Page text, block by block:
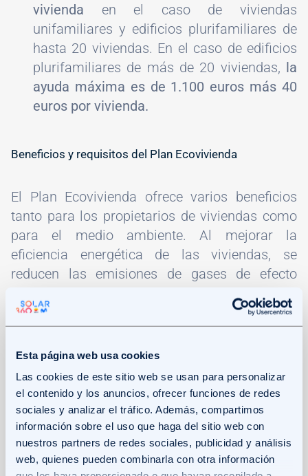
Esta página web usa cookies
Las cookies de este sitio web se usan para personalizar
el contenido y los anuncios, ofrecer funciones de redes
sociales y analizar el tráfico. Además, compartimos
información sobre el uso que haga del sitio web con
nuestros partners de redes sociales, publicidad y análisis
web, quienes pueden combinarla con otra información
vivienda en el caso de viviendas
unifamiliares y edificios plurifamiliares de
hasta 20 viviendas. En el caso de edificios
plurifamiliares de más de 20 viviendas, la
ayuda máxima es de 1.100 euros más 40
euros por vivienda.
Beneficios y requisitos del Plan Ecovivienda
El Plan Ecovivienda ofrece varios beneficios
tanto para los propietarios de viviendas como
para el medio ambiente. Al mejorar la
eficiencia energética de las viviendas, se
reducen las emisiones de gases de efecto
invernadero y se contribuye a la lucha contra el
cambio climático. Además, los propietarios
puedenobtener ahorros significativos en sus
facturas de energía a largo plazo.
Para poder acceder a las ayudas del Plan
Ecovivienda, es necesario cumplir con ciertos
requisitos.Las personas jurídicas deben estar
debidamente constituidas y las personas
arrendatarias deben contar con la autorización